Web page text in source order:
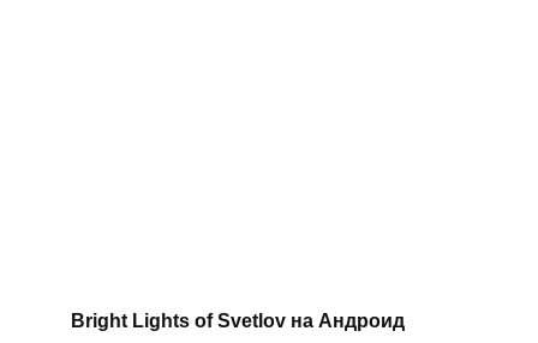
Bright Lights of Svetlov на Андроид